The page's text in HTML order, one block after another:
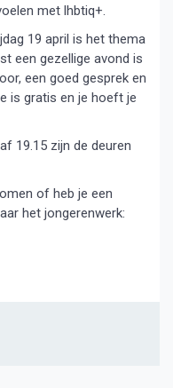
met lhbtiq+.
19 april is het thema
een gezellige avond is
een goed gesprek en
is gratis en je hoeft je
19.15 zijn de deuren
of heb je een
het jongerenwerk: